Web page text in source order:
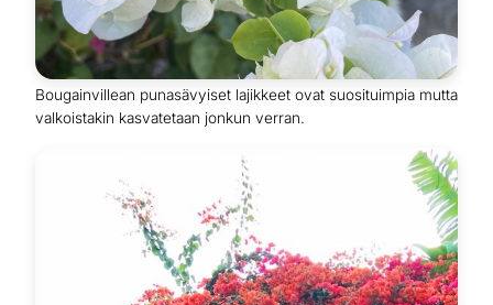
Bougainvillean punasävyiset lajikkeet ovat suosituimpia mutta
valkoistakin kasvatetaan jonkun verran.